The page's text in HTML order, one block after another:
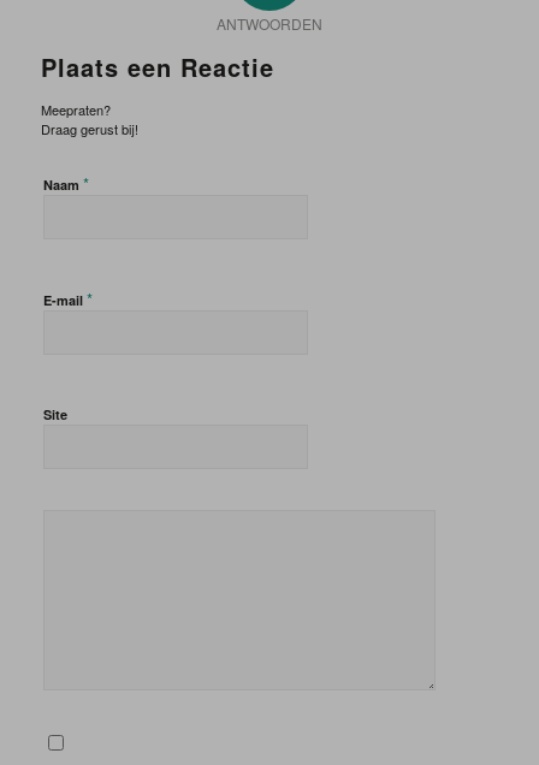
ANTWOORDEN
Plaats een Reactie
Meepraten?
Draag gerust bij!
Naam *
E-mail *
Site